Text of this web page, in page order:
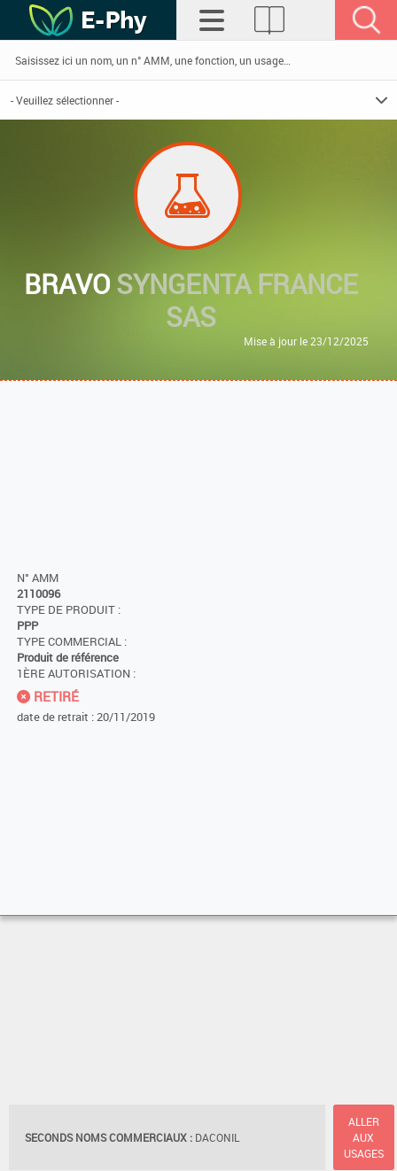
BRAVOSYNGENTA FRANCE
SAS
Mise à jour le 23/12/2025
N° AMM
2110096
TYPE DE PRODUIT :
PPP
TYPE COMMERCIAL :
Produit de référence
1ÈRE AUTORISATION :
RETIRÉ
date de retrait : 20/11/2019
SECONDS NOMS COMMERCIAUX : DACONIL
ALLER
AUX
USAGES